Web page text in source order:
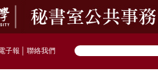
子報 聯絡我們